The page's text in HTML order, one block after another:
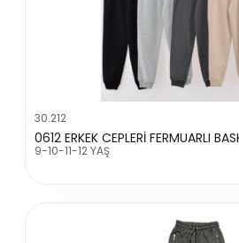
30.212
0612 ERKEK CEPLERİ FERMUARLI
9-10-11-12 YAŞ